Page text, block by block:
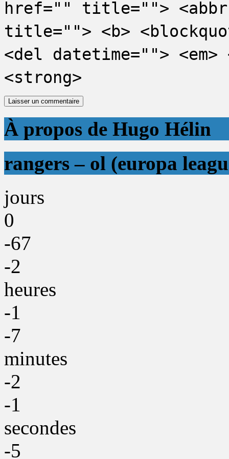
href="" title="">
title=""> <b>
<del datetime="">
<strong>
À propos de Hugo Hélin
rangers – ol (europa
jours
0
-67
-2
heures
-1
-7
minutes
-2
-1
secondes
-5